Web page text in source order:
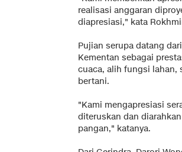
realisasi anggaran
diapresiasi," kata
Pujian serupa datang
Kementan sebagai
cuaca, alih fungsi lahan,
bertani.
"Kami mengapresiasi
diteruskan dan
pangan," katanya.